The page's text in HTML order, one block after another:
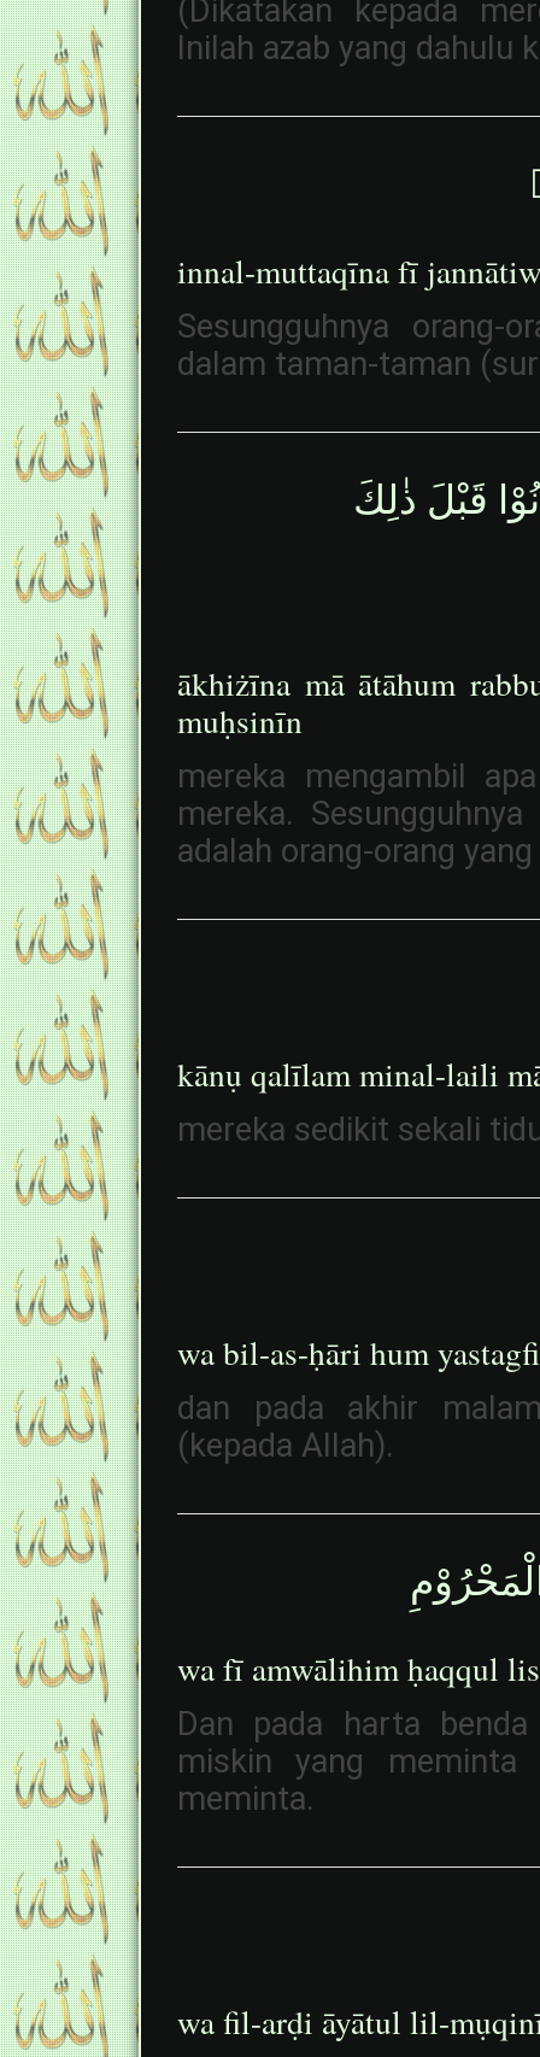
(Dikatakan kepada
Inilah azab yang dahulu
innal-muttaqīna fī
Sesungguhnya orang-
dalam taman-taman
قَبْلَ ذٰلِكَ
ākhiżīna mā ātāhum
muḥsinīn
mereka mengambil
mereka.
adalah orang-orang
kānụ qalīlam minal-laili
mereka sedikit sekali
wa bil-as-ḥāri hum
dan pada akhir
(kepada Allah).
wa fī amwālihim ḥaqqul
Dan pada harta
miskin yang
meminta.
wa fil-arḍi āyātul lil-